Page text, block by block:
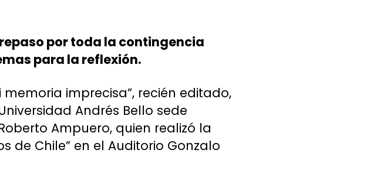
por toda la contingencia
para la reflexión.
imprecisa”, recién editado,
Andrés Bello sede
Ampuero, quien realizó la
de Chile” en el Auditorio Gonzalo